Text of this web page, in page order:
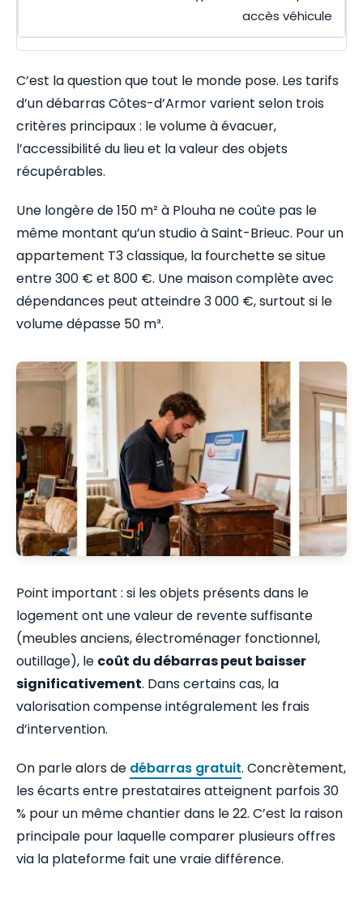
accès véhicule
C’est la question que tout le monde pose. Les tarifs
d’un débarras Côtes-d’Armor varient selon trois
critères principaux : le volume à évacuer,
l’accessibilité du lieu et la valeur des objets
récupérables.
Une longère de 150 m² à Plouha ne coûte pas le
même montant qu’un studio à Saint-Brieuc. Pour un
appartement T3 classique, la fourchette se situe
entre 300 € et 800 €. Une maison complète avec
dépendances peut atteindre 3 000 €, surtout si le
volume dépasse 50 m³.
Point important : si les objets présents dans le
logement ont une valeur de revente suffisante
(meubles anciens, électroménager fonctionnel,
outillage), le coût du débarras peut baisser
significativement. Dans certains cas, la
valorisation compense intégralement les frais
d’intervention.
On parle alors de débarras gratuit. Concrètement,
les écarts entre prestataires atteignent parfois 30
% pour un même chantier dans le 22. C’est la raison
principale pour laquelle comparer plusieurs offres
via la plateforme fait une vraie différence.